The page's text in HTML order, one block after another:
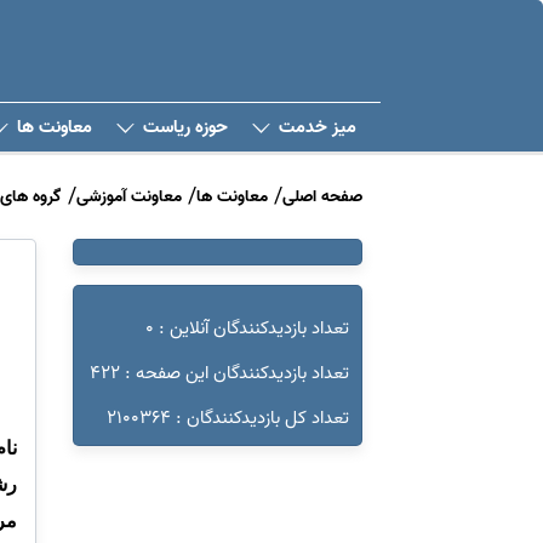
میز خدمت حوزه ریاست معاونت ها
صفحه اصلی معاونت ها معاونت آموزشی گروه
تعداد بازدیدکنندگان آنلاین : 0
تعداد بازدیدکنندگان این صفحه : 422
تعداد کل بازدیدکنندگان : 2100364